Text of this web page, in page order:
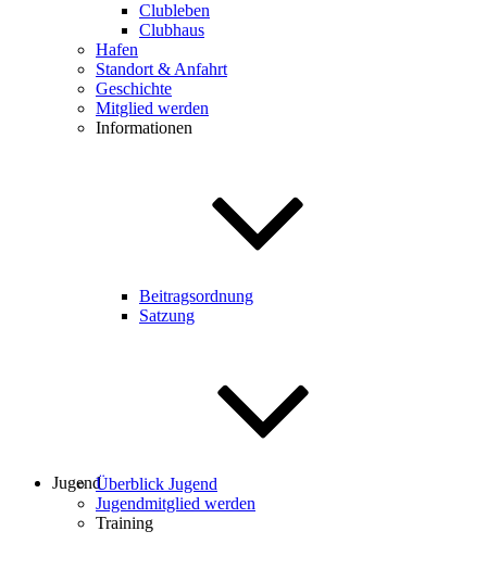
Clubleben
Clubhaus
Hafen
Standort & Anfahrt
Geschichte
Mitglied werden
Informationen
Beitragsordnung
Satzung
JugendÜberblick Jugend
Jugendmitglied werden
Training